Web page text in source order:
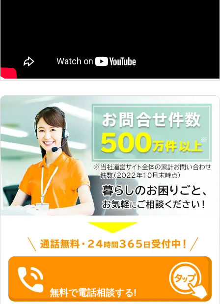
それがあるので、早めに整備会社でバ
バッテリー上がりでエンジンがかから
ない場合はブロスまで！弊社がすぐに
バッテリー上がりを復旧させ、台無し
になった旅行気分などのストレスを解
消させます。
社「サンダーバードインターナショナ
間365日、お客様からの車の“困っ
も返答が素早く、迅速な対応が期待で
きます。 お客様の状況を伺い、ロー
ドサービスを提供いたします。 車の
バッテリー上がりはもちろん、ガス欠
やタイヤ交換などそれ以外の自動車ト
ラブルもお任せください。 弊社はお
客様の心強い味方として、自動車トラ
ブルを解決しております。 【バッテ
リー寿命は3年！？バッテリー交換を
した方がいい前兆とは？】 車のバッ
テリー寿命は、約2年～3年と言われ
ています。 以下のような症状を確認
した際はバッテリーが弱っていますの
で早めのバッテリー交換をおすすめし
ます。 ・車のエンジンの掛かりが悪
くなったとき ・ヘッドライトをつけ
てもあまり明るくない場合 ・アイド
リングストップする頻度が減っている
とき 弊社はバッテリー上がりだけで
させている、コンピューターやカーナ
ビは地図情報や時計機能を維持するた
めに少しずつ電気を使っています。そ
していかないと、バッテリーの電力が
どんどん消耗していって、充電が必要
になってしまうのです。 ●雨の日の
バッテリー上がり修理は危険です 雨
の日にバッテリー上がりを改善するの
は、とても危険です。古い車だと防水
機能が十分でないことが多く、修理中
にエンジンの部品が濡れてしまって錆
びの原因につながってしまうことも。
またバッテリーの接続部分に水がかか
ると、漏電して感電しやすい状態にな
ってしまいます。感電は最悪死につな
がってしまうこともあるので、自分で
バッテリー上がりを修理するのは危険
なのです。 だからこそ、バッテリー
上がりを起こしたときは復旧作業に慣
れている業者に依頼することをおすす
めします。弊社は、緊急性の高いご相
談に至急お伺いいたします。お客様の
バッテリー上がりを少しでも早く解決
無料で電話相談する!